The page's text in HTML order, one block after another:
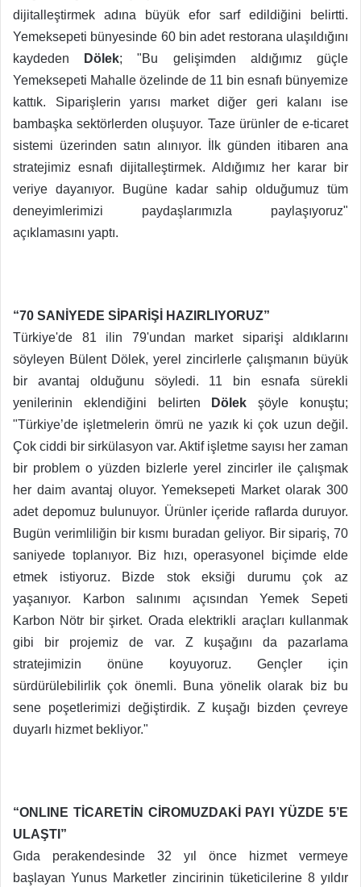
dijitalleştirmek adına büyük efor sarf edildiğini belirtti.
Yemeksepeti bünyesinde 60 bin adet restorana ulaşıldığını
kaydeden
Dölek; "Bu gelişimden aldığımız güçle
Yemeksepeti Mahalle özelinde de 11 bin esnafı bünyemize
kattık. Siparişlerin yarısı market diğer geri kalanı ise
bambaşka sektörlerden oluşuyor. Taze ürünler de e-ticaret
sistemi üzerinden satın alınıyor. İlk günden itibaren ana
stratejimiz esnafı dijitalleştirmek. Aldığımız her karar bir
veriye dayanıyor. Bugüne kadar sahip olduğumuz tüm
deneyimlerimizi paydaşlarımızla paylaşıyoruz"
açıklamasını yaptı.
“70 SANİYEDE SİPARİŞİ HAZIRLIYORUZ”
Türkiye'de 81 ilin 79'undan market siparişi aldıklarını
söyleyen Bülent Dölek, yerel zincirlerle çalışmanın büyük
bir avantaj olduğunu söyledi. 11 bin esnafa sürekli
yenilerinin eklendiğini belirten
Dölek şöyle konuştu;
"Türkiye’de işletmelerin ömrü ne yazık ki çok uzun değil.
Çok ciddi bir sirkülasyon var. Aktif işletme sayısı her zaman
bir problem o yüzden bizlerle yerel zincirler ile çalışmak
her daim avantaj oluyor. Yemeksepeti Market olarak 300
adet depomuz bulunuyor. Ürünler içeride raflarda duruyor.
Bugün verimliliğin bir kısmı buradan geliyor. Bir sipariş, 70
saniyede toplanıyor. Biz hızı, operasyonel biçimde elde
etmek istiyoruz. Bizde stok eksiği durumu çok az
yaşanıyor. Karbon salınımı açısından Yemek Sepeti
Karbon Nötr bir şirket. Orada elektrikli araçları kullanmak
gibi bir projemiz de var. Z kuşağını da pazarlama
stratejimizin önüne koyuyoruz. Gençler için
sürdürülebilirlik çok önemli. Buna yönelik olarak biz bu
sene poşetlerimizi değiştirdik. Z kuşağı bizden çevreye
duyarlı hizmet bekliyor."
“ONLINE TİCARETİN CİROMUZDAKİ PAYI YÜZDE 5’E
ULAŞTI”
Gıda perakendesinde 32 yıl önce hizmet vermeye
başlayan Yunus Marketler zincirinin tüketicilerine 8 yıldır